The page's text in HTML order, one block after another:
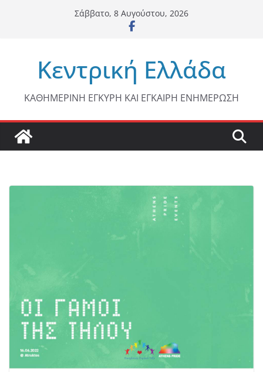
Σάββατο, 8 Αυγούστου, 2026
Κεντρική Ελλάδα
ΚΑΘΗΜΕΡΙΝΗ ΕΓΚΥΡΗ ΚΑΙ ΕΓΚΑΙΡΗ ΕΝΗΜΕΡΩΣΗ